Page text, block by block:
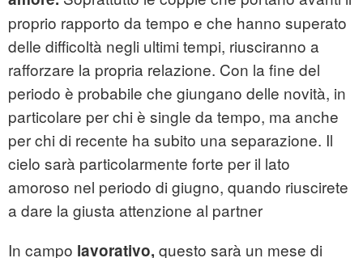
proprio rapporto da tempo e che hanno superato
delle difficoltà negli ultimi tempi, riusciranno a
rafforzare la propria relazione. Con la fine del
periodo è probabile che giungano delle novità, in
particolare per chi è single da tempo, ma anche
per chi di recente ha subito una separazione. Il
cielo sarà particolarmente forte per il lato
amoroso nel periodo di giugno, quando riuscirete
a dare la giusta attenzione al partner
In campo lavorativo, questo sarà un mese di